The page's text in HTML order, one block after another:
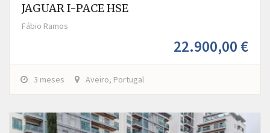
JAGUAR I-PACE HSE
Fábio Ramos
22.900,00 €
3 meses Aveiro, Portugal